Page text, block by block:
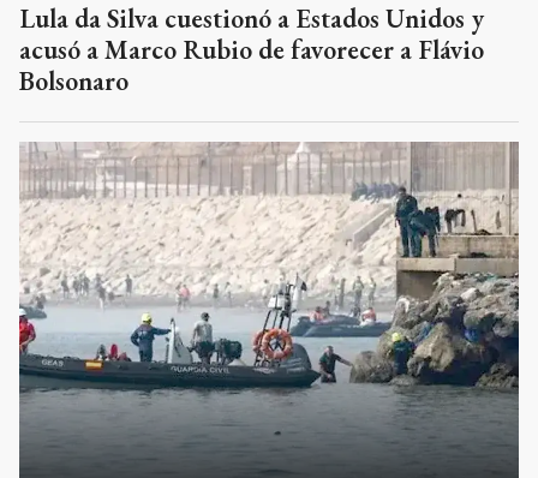
Lula da Silva cuestionó a Estados Unidos y
acusó a Marco Rubio de favorecer a Flávio
Bolsonaro